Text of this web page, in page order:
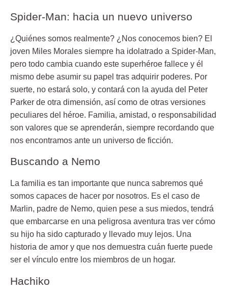
Spider-Man: hacia un nuevo universo
¿Quiénes somos realmente? ¿Nos conocemos bien? El
joven Miles Morales siempre ha idolatrado a Spider-Man,
pero todo cambia cuando este superhéroe fallece y él
mismo debe asumir su papel tras adquirir poderes. Por
suerte, no estará solo, y contará con la ayuda del Peter
Parker de otra dimensión, así como de otras versiones
peculiares del héroe. Familia, amistad, o responsabilidad
son valores que se aprenderán, siempre recordando que
nos encontramos ante un universo de ficción.
Buscando a Nemo
La familia es tan importante que nunca sabremos qué
somos capaces de hacer por nosotros. Es el caso de
Marlin, padre de Nemo, quien pese a sus miedos, tendrá
que embarcarse en una peligrosa aventura tras ver cómo
su hijo ha sido capturado y llevado muy lejos. Una
historia de amor y que nos demuestra cuán fuerte puede
ser el vínculo entre los miembros de un hogar.
Hachiko